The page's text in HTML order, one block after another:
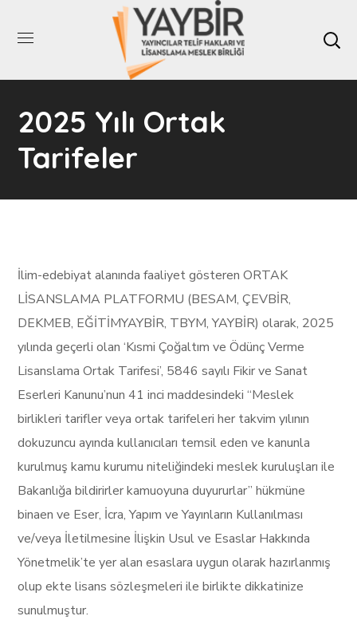
2025 Yılı Ortak
Tarifeler
İlim-edebiyat alanında faaliyet gösteren ORTAK
LİSANSLAMA PLATFORMU (BESAM, ÇEVBİR,
DEKMEB, EĞİTİMYAYBİR, TBYM, YAYBİR) olarak, 2025
yılında geçerli olan ‘Kısmi Çoğaltım ve Ödünç Verme
Lisanslama Ortak Tarifesi’, 5846 sayılı Fikir ve Sanat
Eserleri Kanunu’nun 41 inci maddesindeki “Meslek
birlikleri tarifler veya ortak tarifeleri her takvim yılının
dokuzuncu ayında kullanıcıları temsil eden ve kanunla
kurulmuş kamu kurumu niteliğindeki meslek kuruluşları ile
Bakanlığa bildirirler kamuoyuna duyururlar” hükmüne
binaen ve Eser, İcra, Yapım ve Yayınların Kullanılması
ve/veya İletilmesine İlişkin Usul ve Esaslar Hakkında
Yönetmelik’te yer alan esaslara uygun olarak hazırlanmış
olup ekte lisans sözleşmeleri ile birlikte dikkatinize
sunulmuştur.